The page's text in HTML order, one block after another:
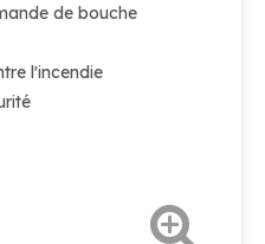
de bouche
l'incendie